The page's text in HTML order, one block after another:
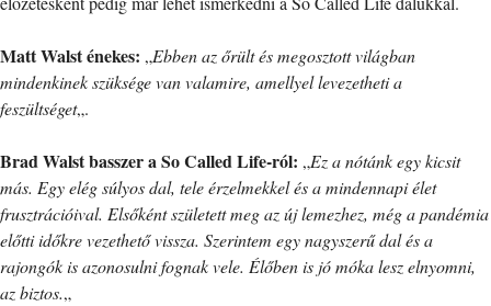
Matt Walst énekes: „Ebben az őrült és megosztott világban
mindenkinek szüksége van valamire, amellyel levezetheti a
feszültséget„.
Brad Walst basszer a So Called Life-ról: „Ez a nótánk egy kicsit
más. Egy elég súlyos dal, tele érzelmekkel és a mindennapi élet
frusztrációival. Elsőként született meg az új lemezhez, még a pandémia
előtti időkre vezethető vissza. Szerintem egy nagyszerű dal és a
rajongók is azonosulni fognak vele. Élőben is jó móka lesz elnyomni,
az biztos.„